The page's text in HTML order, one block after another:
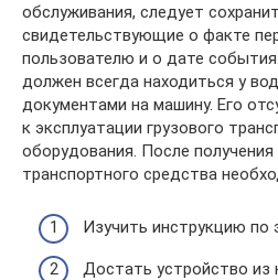
обслуживания, следует
свидетельствующие о факте
пользователю и о дате
должен всегда находиться у
документами на машину. Его
к эксплуатации грузового
оборудования. После
транспортного средства
Изучить инструкцию по
Достать устройство из